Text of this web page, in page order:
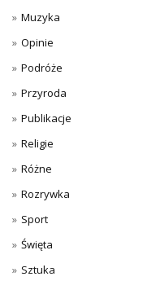
Muzyka
Opinie
Podróże
Przyroda
Publikacje
Religie
Różne
Rozrywka
Sport
Święta
Sztuka